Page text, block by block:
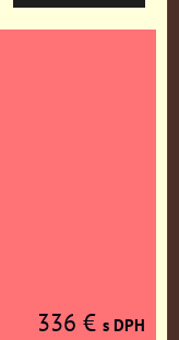
336 € s DPH